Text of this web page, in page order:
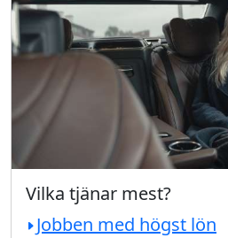
Vilka tjänar mest?
Jobben med högst lön